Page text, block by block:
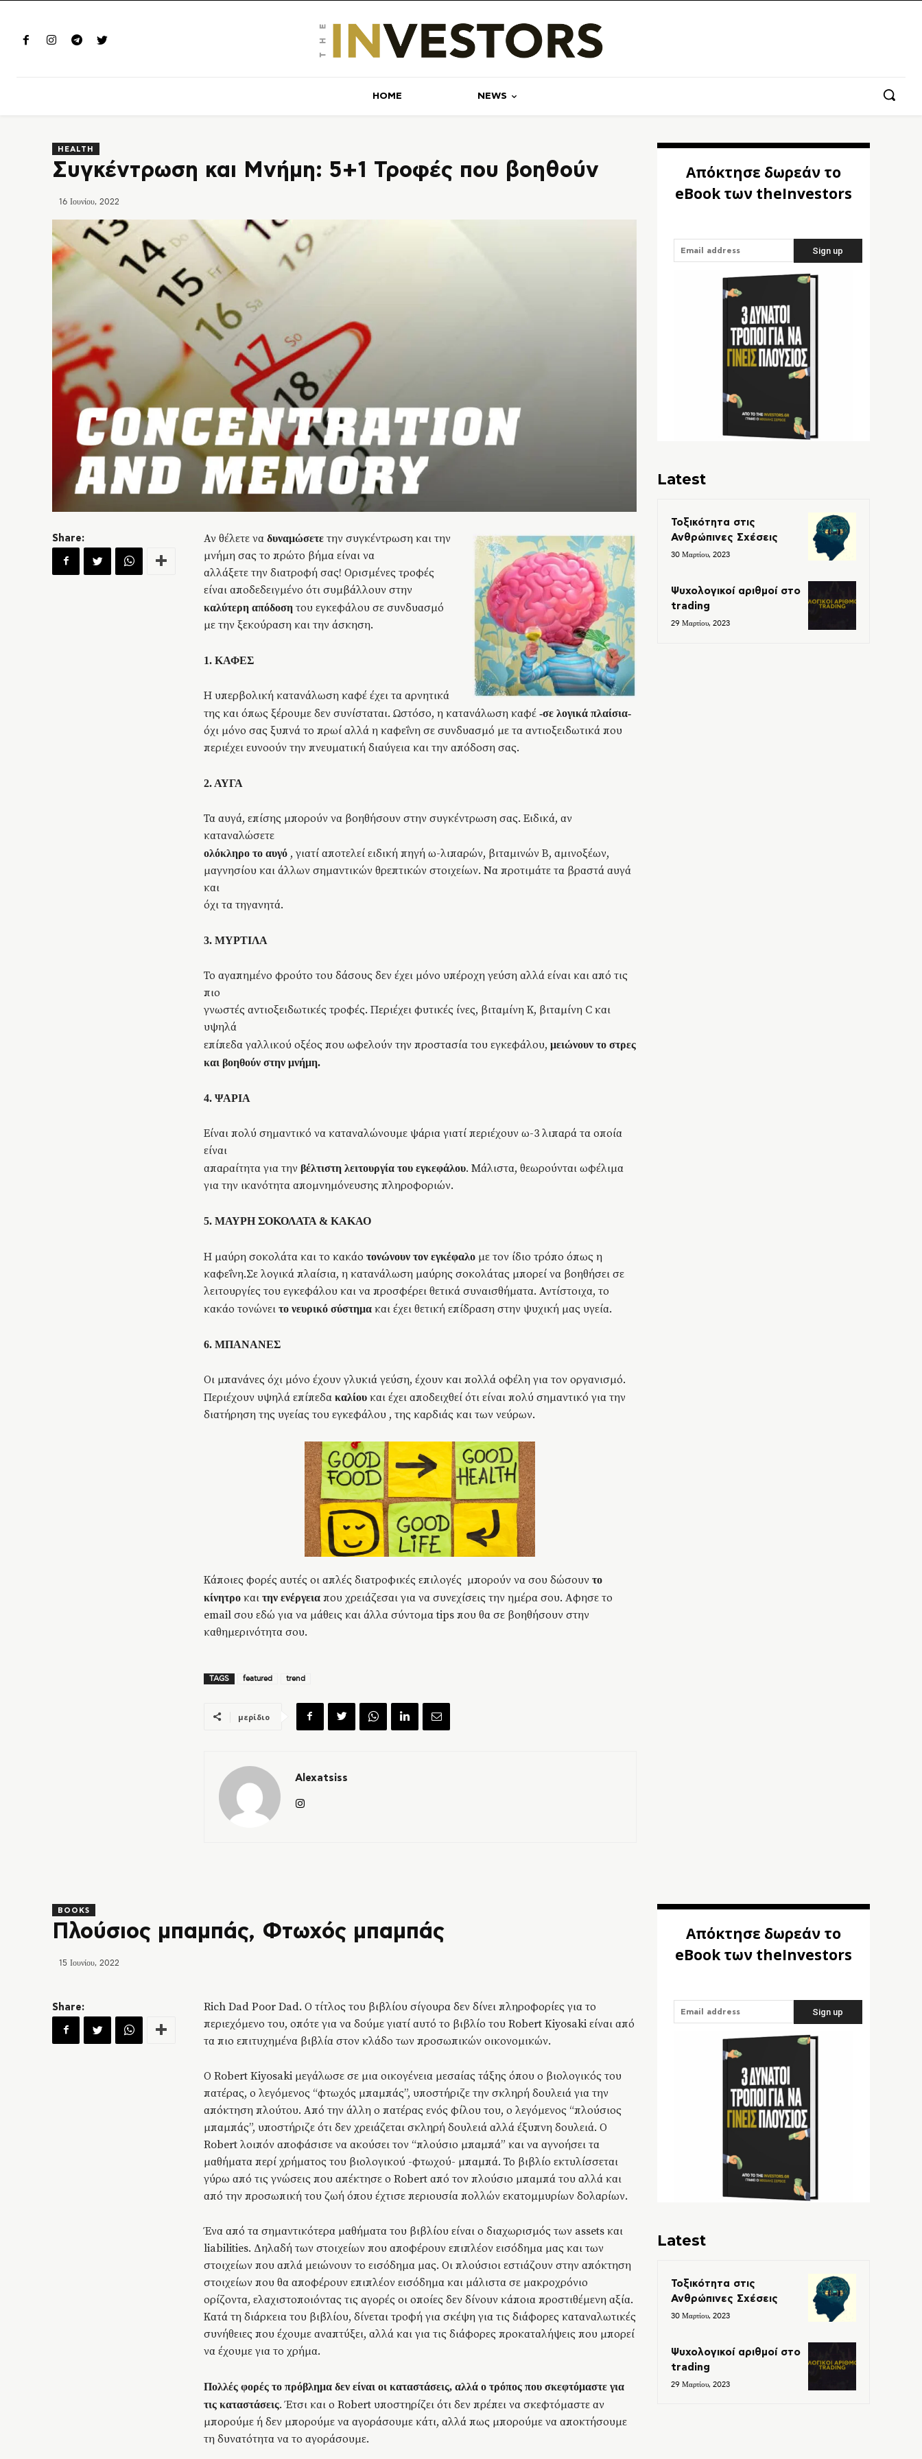
ΗΟΜΕ NEWS
HEALTH
Συγκέντρωση και Μνήμη: 5+1 Τροφές που βοηθούν
16 Ιουνίου, 2022
Share: Αν θέλετε να δυναμώσετετην συγκέντρωση και την
μνήμη σας το πρώτο βήμα είναι να
αλλάξετε την διατροφή σας! Ορισμένες τροφές
είναι αποδεδειγμένο ότι συμβάλλουν στην
καλύτερη απόδοσητου εγκεφάλου σε συνδυασμό
με την ξεκούραση και την άσκηση.
1. ΚΑΦΕΣ
Η υπερβολική κατανάλωση καφέ έχει τα αρνητικά
της και όπως ξέρουμε δεν συνίσταται. Ωστόσο, η κατανάλωση καφέ -σε λογικά πλαίσια-
όχι μόνο σας ξυπνά το πρωί αλλά η καφεΐνη σε συνδυασμό με τα αντιοξειδωτικά που
περιέχει ευνοούν την πνευματική διαύγεια και την απόδοση σας.
2. ΑΥΓΑ
Τα αυγά, επίσης μπορούν να βοηθήσουν στην συγκέντρωση σας. Ειδικά, αν
καταναλώσετε
ολόκληρο το αυγό, γιατί αποτελεί ειδική πηγή ω-λιπαρών, βιταμινών Β, αμινοξέων,
μαγνησίου και άλλων σημαντικών θρεπτικών στοιχείων. Να προτιμάτε τα βραστά αυγά
και
όχι τα τηγανητά.
3. ΜΥΡΤΙΛΑ
Το αγαπημένο φρούτο του δάσους δεν έχει μόνο υπέροχη γεύση αλλά είναι και από τις
πιο
γνωστές αντιοξειδωτικές τροφές. Περιέχει φυτικές ίνες, βιταμίνη Κ, βιταμίνη C και
υψηλά
επίπεδα γαλλικού οξέος που ωφελούν την προστασία του εγκεφάλου, μειώνουν το στρες
και βοηθούν στην μνήμη.
4. ΨΑΡΙΑ
Είναι πολύ σημαντικό να καταναλώνουμε ψάρια γιατί περιέχουν ω-3 λιπαρά τα οποία
είναι
απαραίτητα για την βέλτιστη λειτουργία του εγκεφάλου. Μάλιστα, θεωρούνται ωφέλιμα
για την ικανότητα απομνημόνευσης πληροφοριών.
5. ΜΑΥΡΗ ΣΟΚΟΛΑΤΑ & ΚΑΚΑΟ
Η μαύρη σοκολάτα και το κακάο τονώνουν τον εγκέφαλομε τον ίδιο τρόπο όπως η
καφεΐνη.Σε λογικά πλαίσια, η κατανάλωση μαύρης σοκολάτας μπορεί να βοηθήσει σε
λειτουργίες του εγκεφάλου και να προσφέρει θετικά συναισθήματα. Αντίστοιχα, το
κακάο τονώνει το νευρικό σύστημακαι έχει θετική επίδραση στην ψυχική μας υγεία.
6. ΜΠΑΝΑΝΕΣ
Οι μπανάνες όχι μόνο έχουν γλυκιά γεύση, έχουν και πολλά οφέλη για τον οργανισμό.
Περιέχουν υψηλά επίπεδα καλίουκαι έχει αποδειχθεί ότι είναι πολύ σημαντικό για την
διατήρηση της υγείας του εγκεφάλου , της καρδιάς και των νεύρων.
Κάποιες φορές αυτές οι απλές διατροφικές επιλογές μπορούν να σου δώσουν το
κίνητροκαι την ενέργειαπου χρειάζεσαι για να συνεχίσεις την ημέρα σου. Αφησε το
email σου εδώ για να μάθεις και άλλα σύντομα tips που θα σε βοηθήσουν στην
καθημερινότητα σου.
TAGS featured trend
μερίδιο
Alexatsiss
Απόκτησε δωρεάν το
eBook των theInvestors
Latest
Τοξικότητα στις
Ανθρώπινες Σχέσεις
30 Μαρτίου, 2023
Ψυχολογικοί αριθμοί στο
trading
29 Μαρτίου, 2023